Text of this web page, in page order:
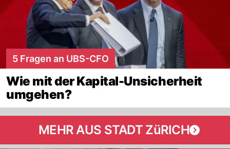
5 Fragen an UBS-CFO
Wie mit der Kapital-Unsicherheit
umgehen?
MEHR AUS STADT ZüRICH